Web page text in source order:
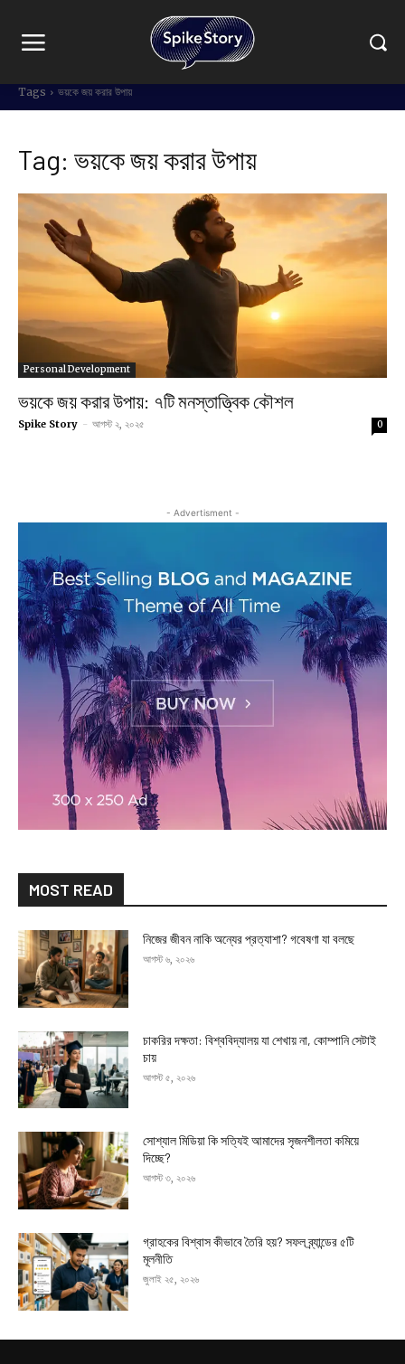
Tags ভয়কে জয় করার উপায়
Tag: ভয়কে জয় করার উপায়
Personal Development
ভয়কে জয় করার উপায়: ৭টি মনস্তাত্ত্বিক কৌশল
Spike Story - আগস্ট ২, ২০২৫ 0
- Advertisment -
MOST READ
নিজের জীবন নাকি অন্যের প্রত্যাশা? গবেষণা যা বলছে
আগস্ট ৬, ২০২৬
চাকরির দক্ষতা: বিশ্ববিদ্যালয় যা শেখায় না, কোম্পানি সেটাই
চায়
আগস্ট ৫, ২০২৬
সোশ্যাল মিডিয়া কি সত্যিই আমাদের সৃজনশীলতা কমিয়ে
দিচ্ছে?
আগস্ট ৩, ২০২৬
গ্রাহকের বিশ্বাস কীভাবে তৈরি হয়? সফল ব্র্যান্ডের ৫টি
মূলনীতি
জুলাই ২৫, ২০২৬